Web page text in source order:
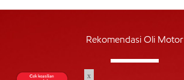
Rekomendasi Oli Motor
x